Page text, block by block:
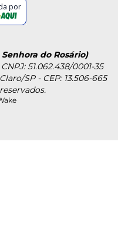
por
do Rosário)
51.062.438/0001-35
SP - CEP: 13.506-665